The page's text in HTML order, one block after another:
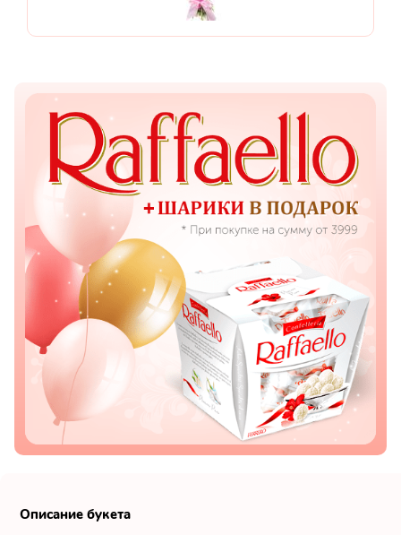
Цветы подруге
Показать еще
Цветы
Подсолнухи
Лизиантусы
Хризантемы
Лилии
Орхидеи
Ромашки
Описание букета